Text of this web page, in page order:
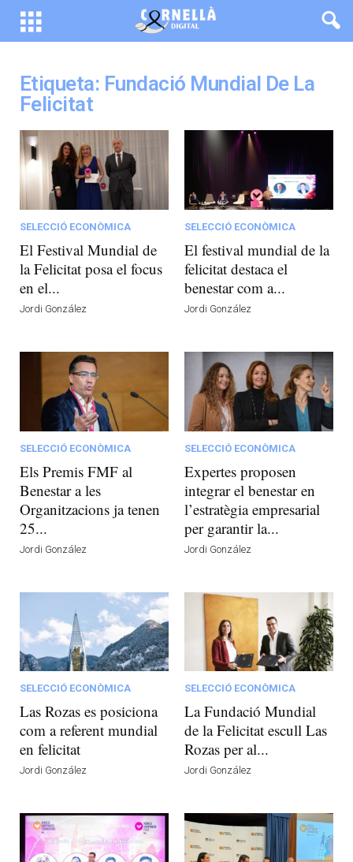
Etiqueta: Fundació Mundial De La
Felicitat
SELECCIÓ ECONÒMICA
El Festival Mundial de
la Felicitat posa el focus
en el...
Jordi González
SELECCIÓ ECONÒMICA
El festival mundial de la
felicitat destaca el
benestar com a...
Jordi González
SELECCIÓ ECONÒMICA
Els Premis FMF al
Benestar a les
Organitzacions ja tenen
25...
Jordi González
SELECCIÓ ECONÒMICA
Expertes proposen
integrar el benestar en
l’estratègia empresarial
per garantir la...
Jordi González
SELECCIÓ ECONÒMICA
Las Rozas es posiciona
com a referent mundial
en felicitat
Jordi González
SELECCIÓ ECONÒMICA
La Fundació Mundial
de la Felicitat escull Las
Rozas per al...
Jordi González